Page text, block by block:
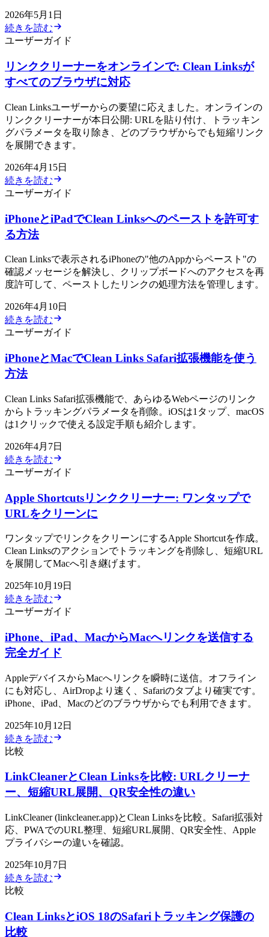
2026年5月1日
続きを読む
ユーザーガイド
リンククリーナーをオンラインで: Clean Linksが
すべてのブラウザに対応
Clean Linksユーザーからの要望に応えました。オンラインの
リンククリーナーが本日公開: URLを貼り付け、トラッキン
グパラメータを取り除き、どのブラウザからでも短縮リンク
を展開できます。
2026年4月15日
続きを読む
ユーザーガイド
iPhoneとiPadでClean Linksへのペーストを許可す
る方法
Clean Linksで表示されるiPhoneの"他のAppからペースト"の
確認メッセージを解決し、クリップボードへのアクセスを再
度許可して、ペーストしたリンクの処理方法を管理します。
2026年4月10日
続きを読む
ユーザーガイド
iPhoneとMacでClean Links Safari拡張機能を使う
方法
Clean Links Safari拡張機能で、あらゆるWebページのリンク
からトラッキングパラメータを削除。iOSは1タップ、macOS
は1クリックで使える設定手順も紹介します。
2026年4月7日
続きを読む
ユーザーガイド
Apple Shortcutsリンククリーナー: ワンタップで
URLをクリーンに
ワンタップでリンクをクリーンにするApple Shortcutを作成。
Clean Linksのアクションでトラッキングを削除し、短縮URL
を展開してMacへ引き継げます。
2025年10月19日
続きを読む
ユーザーガイド
iPhone、iPad、MacからMacへリンクを送信する
完全ガイド
AppleデバイスからMacへリンクを瞬時に送信。オフライン
にも対応し、AirDropより速く、Safariのタブより確実です。
iPhone、iPad、Macのどのブラウザからでも利用できます。
2025年10月12日
続きを読む
比較
LinkCleanerとClean Linksを比較: URLクリーナ
ー、短縮URL展開、QR安全性の違い
LinkCleaner (linkcleaner.app)とClean Linksを比較。Safari拡張対
応、PWAでのURL整理、短縮URL展開、QR安全性、Apple
プライバシーの違いを確認。
2025年10月7日
続きを読む
比較
Clean LinksとiOS 18のSafariトラッキング保護の
比較